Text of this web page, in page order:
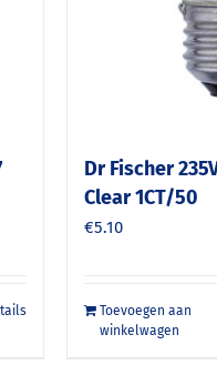
Dr Fischer
Clear 1CT/50
€5.10
Toevoegen aan
winkelwagen